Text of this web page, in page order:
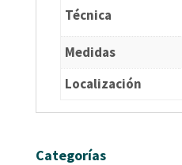
Técnica
Medidas
Localización
Categorías